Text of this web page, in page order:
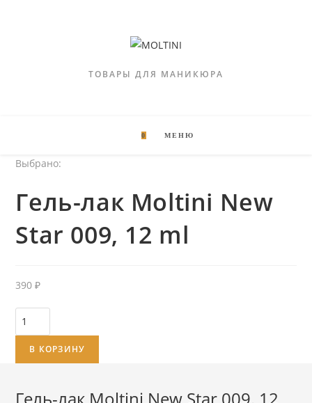
ТОВАРЫ ДЛЯ МАНИКЮРА
0 МЕНЮ
Выбрано:
Гель-лак Moltini New
Star 009, 12 ml
390₽
Количество
товара
Гель-
лак
В КОРЗИНУ
Гель-лак Moltini New Star 009, 12